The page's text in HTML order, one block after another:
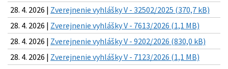
28. 4. 2026 | Zverejnenie vyhlášky V - 32502/2025 (370,7 kB)
28. 4. 2026 | Zverejnenie vyhlášky V - 7613/2026 (1,1 MB)
28. 4. 2026 | Zverejnenie vyhlášky V - 9202/2026 (830,0 kB)
28. 4. 2026 | Zverejnenie vyhlášky V - 7123/2026 (1,1 MB)